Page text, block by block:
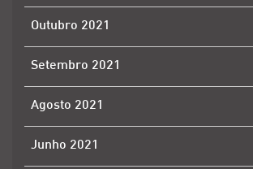
Outubro 2021
Setembro 2021
Agosto 2021
Junho 2021